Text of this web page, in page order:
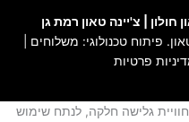
חולון
צ'יינה טאון רמת גן
. פיתוח טכנולוגי: משלוחים
פרטיות
גלישה חלקה, לנתח שימוש